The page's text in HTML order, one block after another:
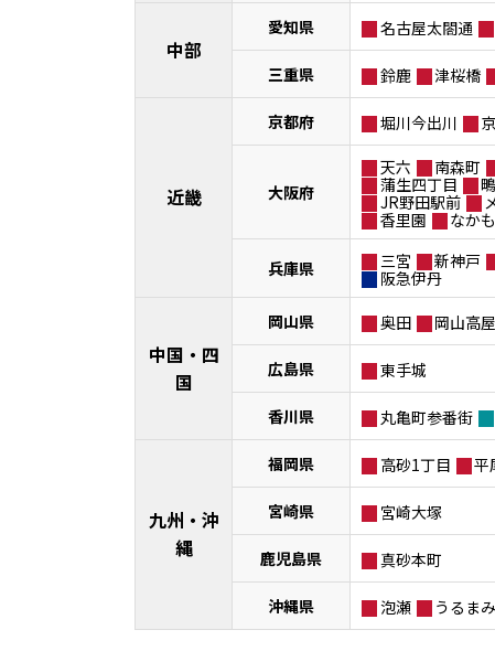
中部
愛知県 名古屋太閤通
三重県 鈴鹿 津桜橋
近畿
京都府 堀川今出川
大阪府
天六 南森町
蒲生四丁目
JR野田駅前
香里園
なか
兵庫県 三宮 新神戸
阪急伊丹
中国・四
国
岡山県 奥田 岡山高屋
広島県 東手城
香川県 丸亀町参番街
九州・沖
縄
福岡県 高砂1丁目 平
宮崎県 宮崎大塚
鹿児島県 真砂本町
沖縄県 泡瀬 うるま